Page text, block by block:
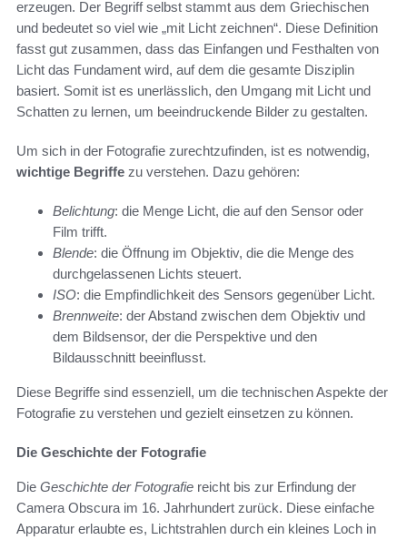
erzeugen. Der Begriff selbst stammt aus dem Griechischen
und bedeutet so viel wie „mit Licht zeichnen“. Diese Definition
fasst gut zusammen, dass das Einfangen und Festhalten von
Licht das Fundament wird, auf dem die gesamte Disziplin
basiert. Somit ist es unerlässlich, den Umgang mit Licht und
Schatten zu lernen, um beeindruckende Bilder zu gestalten.
Um sich in der Fotografie zurechtzufinden, ist es notwendig,
wichtige Begriffe zu verstehen. Dazu gehören:
Belichtung: die Menge Licht, die auf den Sensor oder
Film trifft.
Blende: die Öffnung im Objektiv, die die Menge des
durchgelassenen Lichts steuert.
ISO: die Empfindlichkeit des Sensors gegenüber Licht.
Brennweite: der Abstand zwischen dem Objektiv und
dem Bildsensor, der die Perspektive und den
Bildausschnitt beeinflusst.
Diese Begriffe sind essenziell, um die technischen Aspekte der
Fotografie zu verstehen und gezielt einsetzen zu können.
Die Geschichte der Fotografie
Die Geschichte der Fotografie reicht bis zur Erfindung der
Camera Obscura im 16. Jahrhundert zurück. Diese einfache
Apparatur erlaubte es, Lichtstrahlen durch ein kleines Loch in